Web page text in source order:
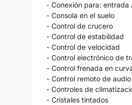
- Conexión para: entrada
- Consola en el suelo
- Control de crucero
- Control de estabilidad
- Control de velocidad
- Control electrónico de
- Control frenada en
- Control remoto de
- Controles de
- Cristales tintados